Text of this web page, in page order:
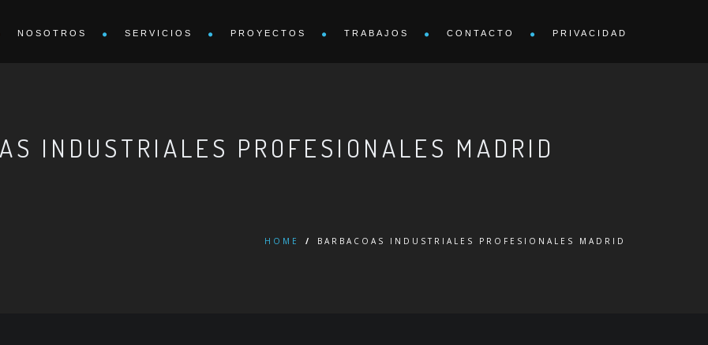
NOSOTROS SERVICIOS PROYECTOS TRABAJOS CONTACTO PRIVACIDAD
INDUSTRIALES PROFESIONALES MADRID
HOME / BARBACOAS INDUSTRIALES PROFESIONALES MADRID